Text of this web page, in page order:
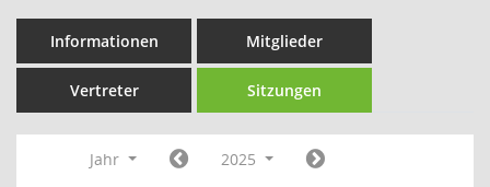
Informationen Mitglieder
Vertreter Sitzungen
Jahr
2025